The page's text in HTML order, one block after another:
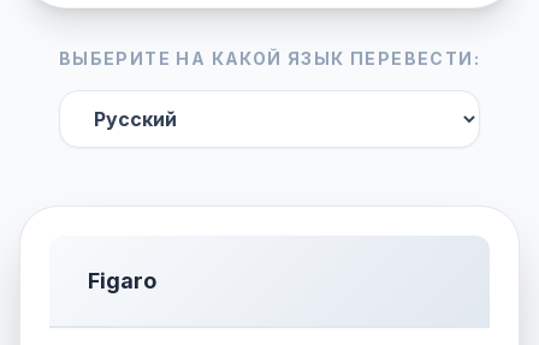
ВЫБЕРИТЕ НА КАКОЙ ЯЗЫК ПЕРЕВЕСТИ:
Figaro